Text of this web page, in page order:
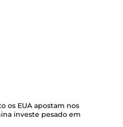
os EUA apostam nos
investe pesado em